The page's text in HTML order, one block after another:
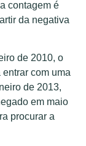
contagem é
da negativa
de 2010, o
com uma
de 2013,
em maio
procurar a